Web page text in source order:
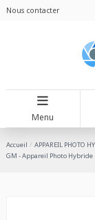
Nous contacter
Menu
Accueil APPAREIL PHOTO
GM - Appareil Photo Hybride